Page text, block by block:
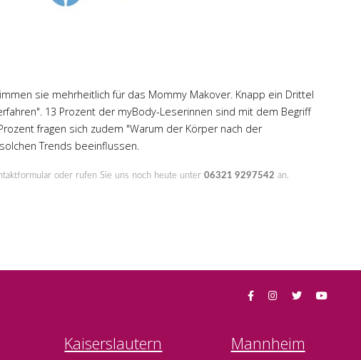
sie mehrheitlich für das Mommy Makover. Knapp ein Drittel
13 Prozent der myBody-Leserinnen sind mit dem Begriff
fragen sich zudem "Warum der Körper nach der
Trends beeinflussen.
oder rufen Sie uns noch heute unter 06321 9297542 an.
Kaiserslautern Mannheim